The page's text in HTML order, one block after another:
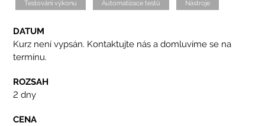
Testování výkonu Automatizace testů Nástroje
DATUM
Kurz není vypsán. Kontaktujte nás a domluvíme se na
termínu.
ROZSAH
2 dny
CENA